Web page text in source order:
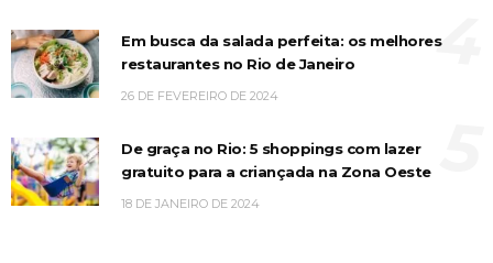
Em busca da salada perfeita: os melhores
restaurantes no Rio de Janeiro
26 DE FEVEREIRO DE 2024
4
De graça no Rio: 5 shoppings com lazer
gratuito para a criançada na Zona Oeste
18 DE JANEIRO DE 2024